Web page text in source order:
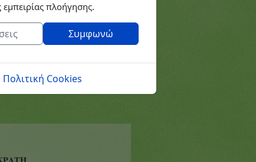
εμπειρίας πλοήγησης.
Συμφωνώ
Πολιτική Cookies